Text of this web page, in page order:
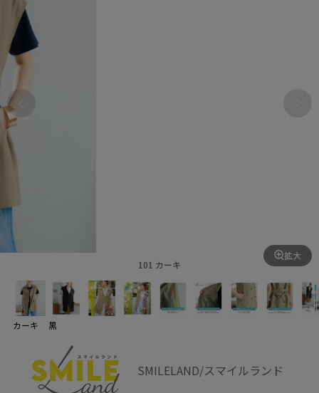
101 カーキ
拡大
カーキ 黒
SMILELAND/スマイルランド